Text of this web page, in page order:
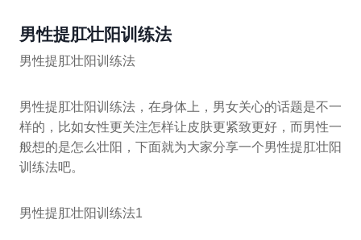
男性提肛壮阳训练法
男性提肛壮阳训练法
男性提肛壮阳训练法，在身体上，男女关心的话题是不一
样的，比如女性更关注怎样让皮肤更紧致更好，而男性一
般想的是怎么壮阳，下面就为大家分享一个男性提肛壮阳
训练法吧。
男性提肛壮阳训练法1